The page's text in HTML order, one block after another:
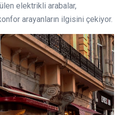
elektrikli arabalar,
arayanların ilgisini çekiyor.